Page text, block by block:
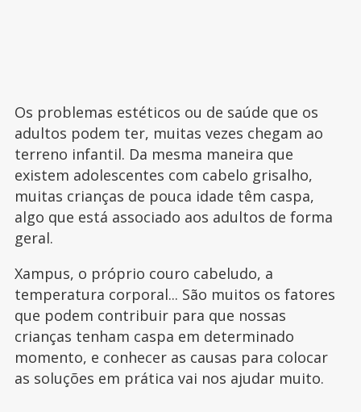
Os problemas estéticos ou de saúde que os
adultos podem ter, muitas vezes chegam ao
terreno infantil. Da mesma maneira que
existem adolescentes com cabelo grisalho,
muitas crianças de pouca idade têm caspa,
algo que está associado aos adultos de forma
geral.
Xampus, o próprio couro cabeludo, a
temperatura corporal... São muitos os fatores
que podem contribuir para que nossas
crianças tenham caspa em determinado
momento, e conhecer as causas para colocar
as soluções em prática vai nos ajudar muito.